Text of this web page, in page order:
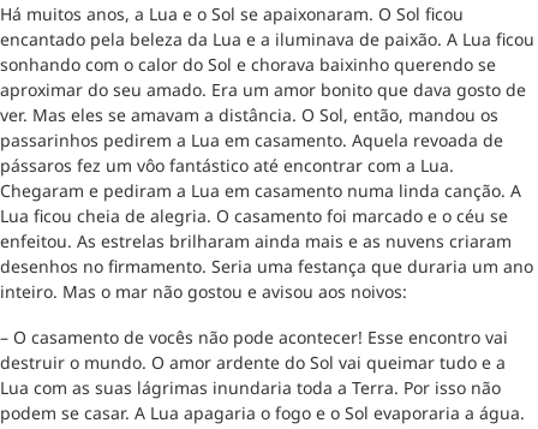
Há muitos anos, a Lua e o Sol se apaixonaram. O Sol ficou
encantado pela beleza da Lua e a iluminava de paixão. A Lua ficou
sonhando com o calor do Sol e chorava baixinho querendo se
aproximar do seu amado. Era um amor bonito que dava gosto de
ver. Mas eles se amavam a distância. O Sol, então, mandou os
passarinhos pedirem a Lua em casamento. Aquela revoada de
pássaros fez um vôo fantástico até encontrar com a Lua.
Chegaram e pediram a Lua em casamento numa linda canção. A
Lua ficou cheia de alegria. O casamento foi marcado e o céu se
enfeitou. As estrelas brilharam ainda mais e as nuvens criaram
desenhos no firmamento. Seria uma festança que duraria um ano
inteiro. Mas o mar não gostou e avisou aos noivos:
– O casamento de vocês não pode acontecer! Esse encontro vai
destruir o mundo. O amor ardente do Sol vai queimar tudo e a
Lua com as suas lágrimas inundaria toda a Terra. Por isso não
podem se casar. A Lua apagaria o fogo e o Sol evaporaria a água.